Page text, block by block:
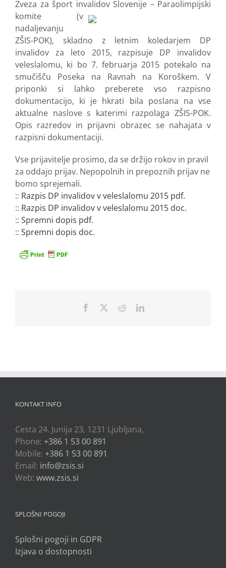
Zveza za šport invalidov Slovenije – Paraolimpijski
komite (v
nadaljevanju
ZŠIS-POK), skladno z letnim koledarjem DP
invalidov za leto 2015, razpisuje DP invalidov
veleslalomu, ki bo 7. februarja 2015 potekalo na
smučišču Poseka na Ravnah na Koroškem. V
priponki si lahko preberete vso razpisno
dokumentacijo, ki je hkrati bila poslana na vse
aktualne naslove s katerimi razpolaga ZŠIS-POK.
Opis razredov in prijavni obrazec se nahajata v
razpisni dokumentaciji.
Vse prijavitelje prosimo, da se držijo rokov in pravil
za oddajo prijav. Nepopolnih in prepoznih prijav ne
bomo sprejemali.
:: Razpis DP invalidov v veleslalomu 2015 pdf.
:: Razpis DP invalidov v veleslalomu 2015 doc.
:: Spremni dopis pdf.
:: Spremni dopis doc.
Facebook RedditLinkedIn
KONTAKT INFO
Cesta 24. Junija 23, 1231 Ljubljana,
Phone: +386 1 53 00 891
Mobile: +386 1 53 00 891
Email: info@zsis.si
Web: www.zsis.si
SPLOŠNI POGOJI
Splošni pogoji in GDPR
Izjava o dostopnosti